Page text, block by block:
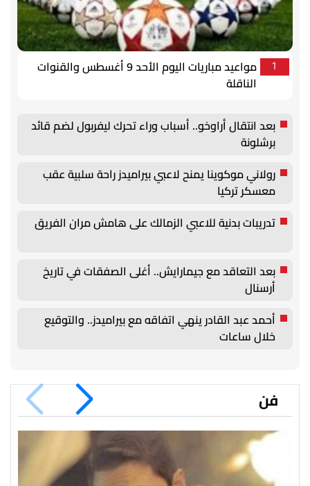
1
مواعيد مباريات اليوم الأحد 9 أغسطس والقنوات
الناقلة
بعد انتقال أراوخو.. أسباب وراء تحرك ليفربول لضم قائد
برشلونة
رولاني موكوينا يمنح لاعبي بيراميدز راحة سلبية عقب
معسكر تركيا
تدريبات بدنية للاعبي الزمالك على هامش مران الفريق
بعد التعاقد مع جيمارايش.. أغلى الصفقات في تاريخ
أرسنال
أحمد عبد القادر ينهي اتفاقه مع بيراميدز.. والتوقيع
خلال ساعات
فن